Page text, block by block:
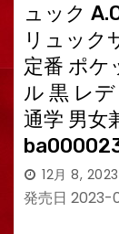
ュック
リュック
定番 ポケ
ル 黒 レ
通学 男女
12月 8, 2023
発売日 2023-